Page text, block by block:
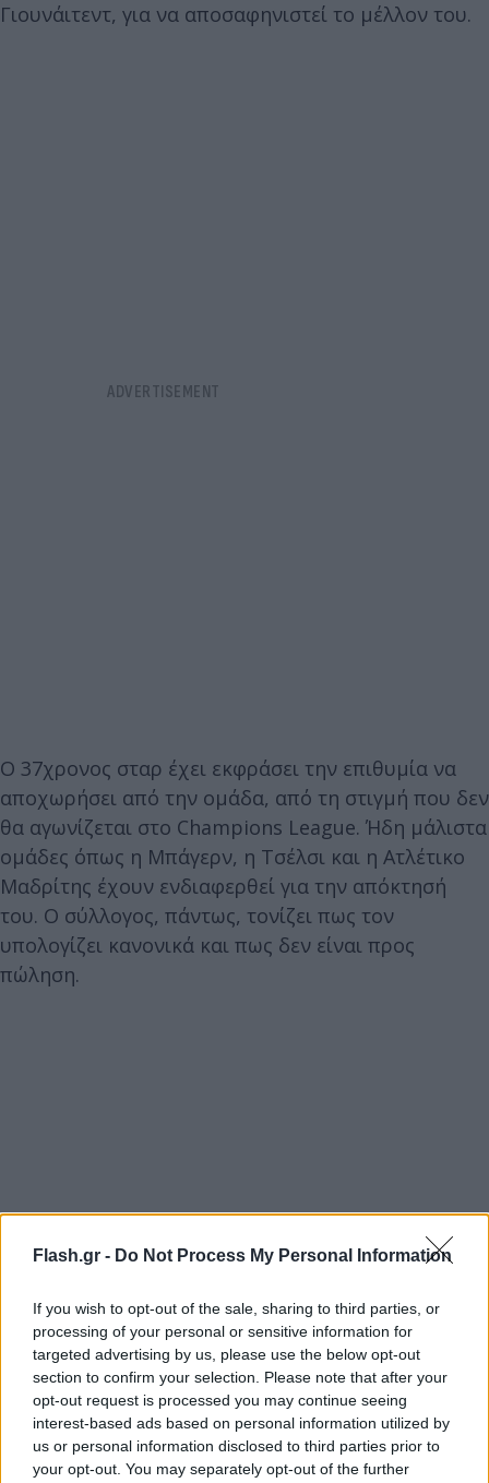
Flash.gr - Do Not Process My Personal Information
If you wish to opt-out of the sale, sharing to third parties, or
processing of your personal or sensitive information for
targeted advertising by us, please use the below opt-out
section to confirm your selection. Please note that after your
opt-out request is processed you may continue seeing
interest-based ads based on personal information utilized by
us or personal information disclosed to third parties prior to
your opt-out. You may separately opt-out of the further
Γιουνάιτεντ, για να αποσαφηνιστεί το μέλλον του.
Ο 37χρονος σταρ έχει εκφράσει την επιθυμία να
αποχωρήσει από την ομάδα, από τη στιγμή που δεν
θα αγωνίζεται στο Champions League. Ήδη μάλιστα
ομάδες όπως η Μπάγερν, η Τσέλσι και η Ατλέτικο
Μαδρίτης έχουν ενδιαφερθεί για την απόκτησή
του. Ο σύλλογος, πάντως, τονίζει πως τον
υπολογίζει κανονικά και πως δεν είναι προς
πώληση.